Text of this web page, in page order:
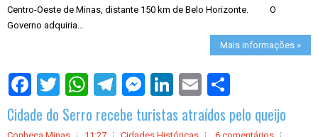
Centro-Oeste de Minas, distante 150 km de Belo Horizonte. O
Governo adquiria...
Mais informações »
r
e
Cidade do Serro recebe turistas atraídos pelo queijo